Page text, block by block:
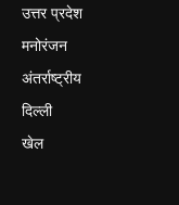
उत्तर प्रदेश
मनोरंजन
अंतर्राष्ट्रीय
दिल्ली
खेल